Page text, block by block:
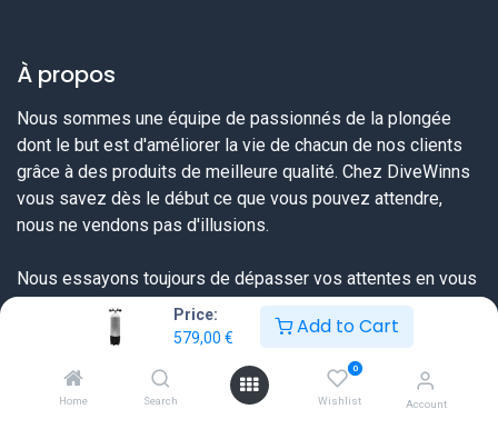
Price:
579,00 € Add to Cart
Home Search
0
Wishlist Account
À propos
Nous sommes une équipe de passionnés de la plongée
dont le but est d'améliorer la vie de chacun de nos clients
grâce à des produits de meilleure qualité. Chez DiveWinns
vous savez dès le début ce que vous pouvez attendre,
nous ne vendons pas d'illusions.
Nous essayons toujours de dépasser vos attentes en vous
proposant une offre très complète sur tout ce dont un
plongeur a besoin et ceci à un prix sérieux et une qualité de